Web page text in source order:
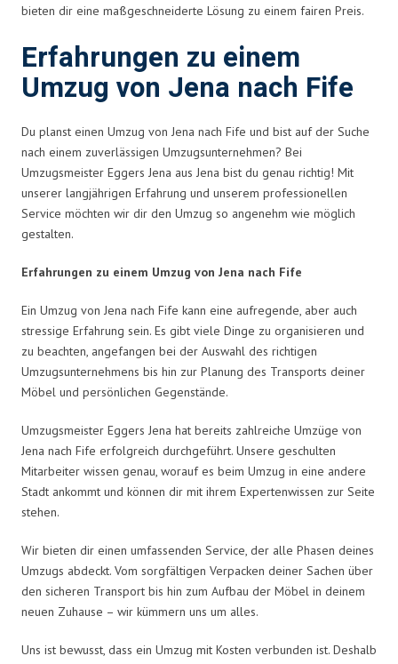
bieten dir eine maßgeschneiderte Lösung zu einem fairen Preis.
Erfahrungen zu einem
Umzug von Jena nach Fife
Du planst einen Umzug von Jena nach Fife und bist auf der Suche
nach einem zuverlässigen Umzugsunternehmen? Bei
Umzugsmeister Eggers Jena aus Jena bist du genau richtig! Mit
unserer langjährigen Erfahrung und unserem professionellen
Service möchten wir dir den Umzug so angenehm wie möglich
gestalten.
Erfahrungen zu einem Umzug von Jena nach Fife
Ein Umzug von Jena nach Fife kann eine aufregende, aber auch
stressige Erfahrung sein. Es gibt viele Dinge zu organisieren und
zu beachten, angefangen bei der Auswahl des richtigen
Umzugsunternehmens bis hin zur Planung des Transports deiner
Möbel und persönlichen Gegenstände.
Umzugsmeister Eggers Jena hat bereits zahlreiche Umzüge von
Jena nach Fife erfolgreich durchgeführt. Unsere geschulten
Mitarbeiter wissen genau, worauf es beim Umzug in eine andere
Stadt ankommt und können dir mit ihrem Expertenwissen zur Seite
stehen.
Wir bieten dir einen umfassenden Service, der alle Phasen deines
Umzugs abdeckt. Vom sorgfältigen Verpacken deiner Sachen über
den sicheren Transport bis hin zum Aufbau der Möbel in deinem
neuen Zuhause – wir kümmern uns um alles.
Uns ist bewusst, dass ein Umzug mit Kosten verbunden ist. Deshalb